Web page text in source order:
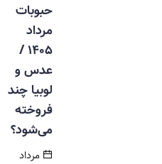
حبوبات
۱۴۰۵ /
عدس و
لوبیا چند
فروخته
می‌شود؟
مرداد